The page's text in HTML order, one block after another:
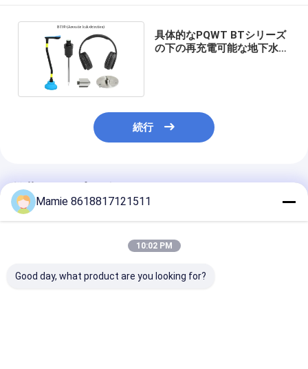
具体的なPQWT BTシリーズ
の下の再充電可能な地下水の
続行
推薦されたプロダクト
Mamie 8618817121511
10:02 PM
Good day, what product are you looking for?